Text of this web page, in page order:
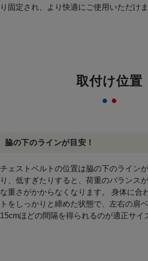
り固定され、より快適にご使用いただけま
取付け位置
脇の下のラインが目安！
チェストベルトの位置は脇の下のライン
り、低すぎたりすると、荷重のバランス
な重さがかからなくなります。 身体に合
トをしっかりと締めた状態で、左右の肩
15cmほどの間隔を得られるのが適正サイ